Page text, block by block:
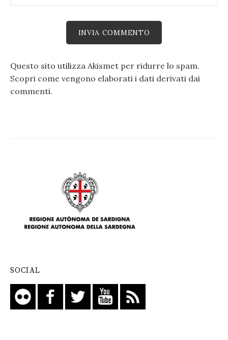
Questo sito utilizza Akismet per ridurre lo spam.
Scopri come vengono elaborati i dati derivati dai
commenti.
SOCIAL